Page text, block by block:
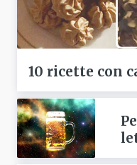
10 ricette con